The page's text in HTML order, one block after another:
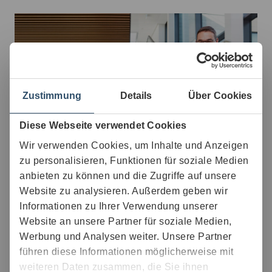
Zustimmung Details Über Cookies
Diese Webseite verwendet Cookies
Wir verwenden Cookies, um Inhalte und Anzeigen
zu personalisieren, Funktionen für soziale Medien
anbieten zu können und die Zugriffe auf unsere
Website zu analysieren. Außerdem geben wir
Informationen zu Ihrer Verwendung unserer
Website an unsere Partner für soziale Medien,
Werbung und Analysen weiter. Unsere Partner
führen diese Informationen möglicherweise mit
weiteren Daten zusammen, die Sie ihnen
Bei WITTENSTEIN finden Menschen mit Neugier und
Pioniergeist Gelegenheit die Welt der cybertronischen
Antriebstechnik voranzutreiben. Sowohl im technischen
als auch im kaufmännischen Bereich gestalten sie in
einem werteorientierten Familienunternehmen Zukunft, -
auch für sich selbst.